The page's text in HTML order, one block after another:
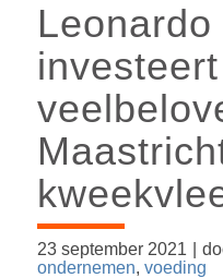
23 september 2021
ondernemen, voeding